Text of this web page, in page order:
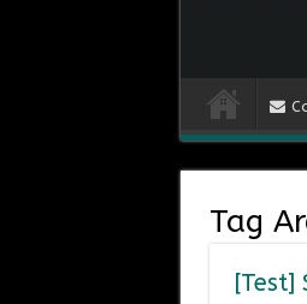
Tag
[Test]